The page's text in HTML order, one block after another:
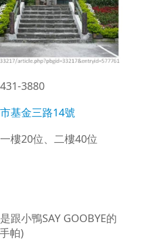
3880
基金三路14號
樓20位、二樓40位
跟小鴨SAY GOOBYE的
帕)